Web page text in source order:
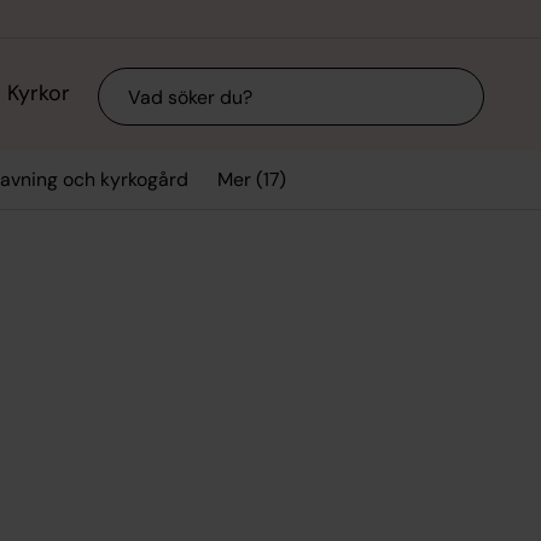
Kyrkor Sök
och kyrkogård Mer (17)